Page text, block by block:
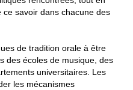
savoir dans chacune des
de tradition orale à être
des écoles de musique, des
universitaires. Les
les mécanismes